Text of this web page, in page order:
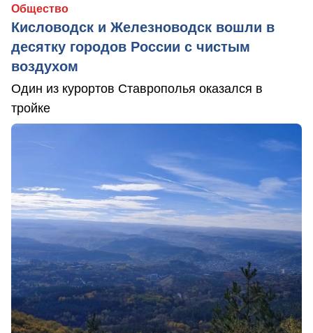
Общество
Кисловодск и Железноводск вошли в
десятку городов России с чистым
воздухом
Один из курортов Ставрополья оказался в
тройке